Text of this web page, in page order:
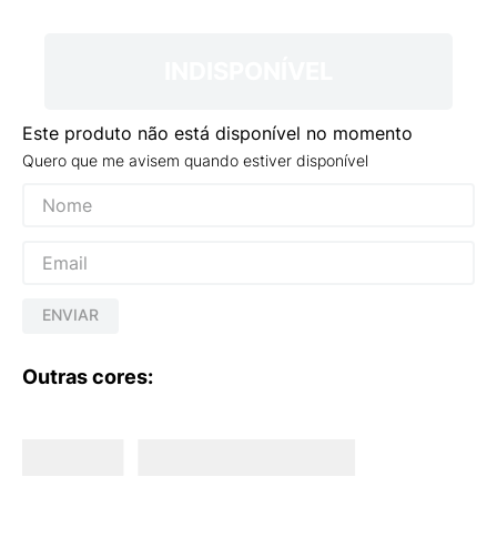
Este produto não está disponível no momento
Quero que me avisem quando estiver disponível
ENVIAR
Outras cores: